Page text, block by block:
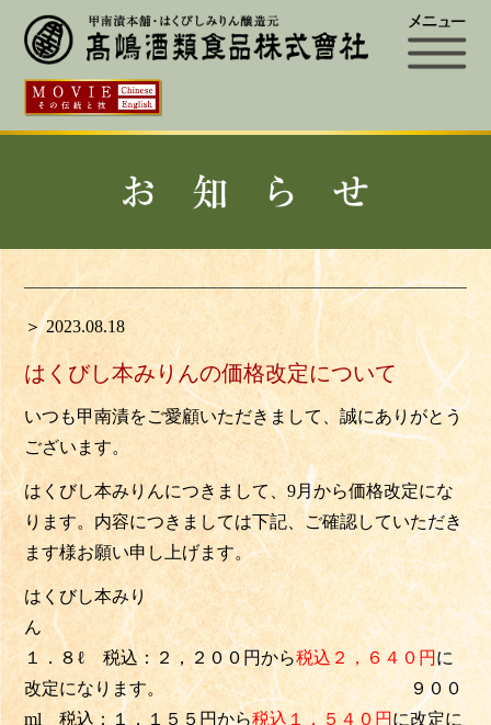
＞ 2023.08.18
はくびし本みりんの価格改定について
いつも甲南漬をご愛顧いただきまして、誠にありがとう
ございます。
はくびし本みりんにつきまして、9月から価格改定にな
ります。内容につきましては下記、ご確認していただき
ます様お願い申し上げます。
はくびし本みり
１．８ℓ 税込：２，２００円から税込２，６４０円 に
改定になります。 ９００
ml 税込：１，１５５円から税込１，５４０円に改定に